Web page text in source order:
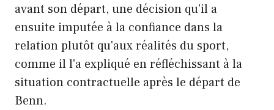
avant son départ, une décision qu'il a
ensuite imputée à la confiance dans la
relation plutôt qu'aux réalités du sport,
comme il l'a expliqué en réfléchissant à la
situation contractuelle après le départ de
Benn.